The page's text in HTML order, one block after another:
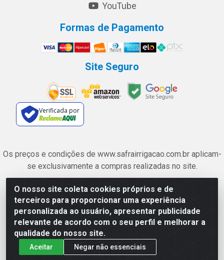
O nosso site coleta cookies próprios e de
terceiros para proporcionar uma experiência
personalizada ao usuário, apresentar publicidade
relevante de acordo com o seu perfil e melhorar a
qualidade do nosso site.
Aceitar
Negar não essenciais
YouTube
Formas de Pagamento
Site Seguro
Verificada por
Os preços e condições de www.safrairrigacao.com.br aplicam-
se exclusivamente a compras realizadas no site.
Safra Agrícola e Pecuária LTDA - Avenida Castelo Branco, 5330 -
Esplanada dos Anicuns, Goiânia/GO - CEP 74.433-205 - CNPJ
06.315.490/0001-00